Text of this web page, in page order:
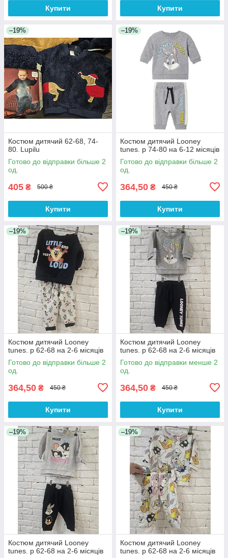
Купити Купити
–19%
Костюм дитячий 62-68, 74-
80. Lupilu
Готово до відправки більше 2
од.
405 ₴ 500 ₴
Купити
–19%
Костюм дитячий Looney
tunes. р 74-80 на 6-12 місяців
Готово до відправки більше 2
од.
364,50 ₴ 450 ₴
Купити
–19%
Костюм дитячий Looney
tunes. р 62-68 на 2-6 місяців
Готово до відправки більше 2
од.
364,50 ₴ 450 ₴
Купити
–19%
Костюм дитячий Looney
tunes. р 62-68 на 2-6 місяців
Готово до відправки менше 2
од.
364,50 ₴ 450 ₴
Купити
–19%
Костюм дитячий Looney
tunes. р 62-68 на 2-6 місяців
–19%
Костюм дитячий Looney
tunes. р 62-68 на 2-6 місяців